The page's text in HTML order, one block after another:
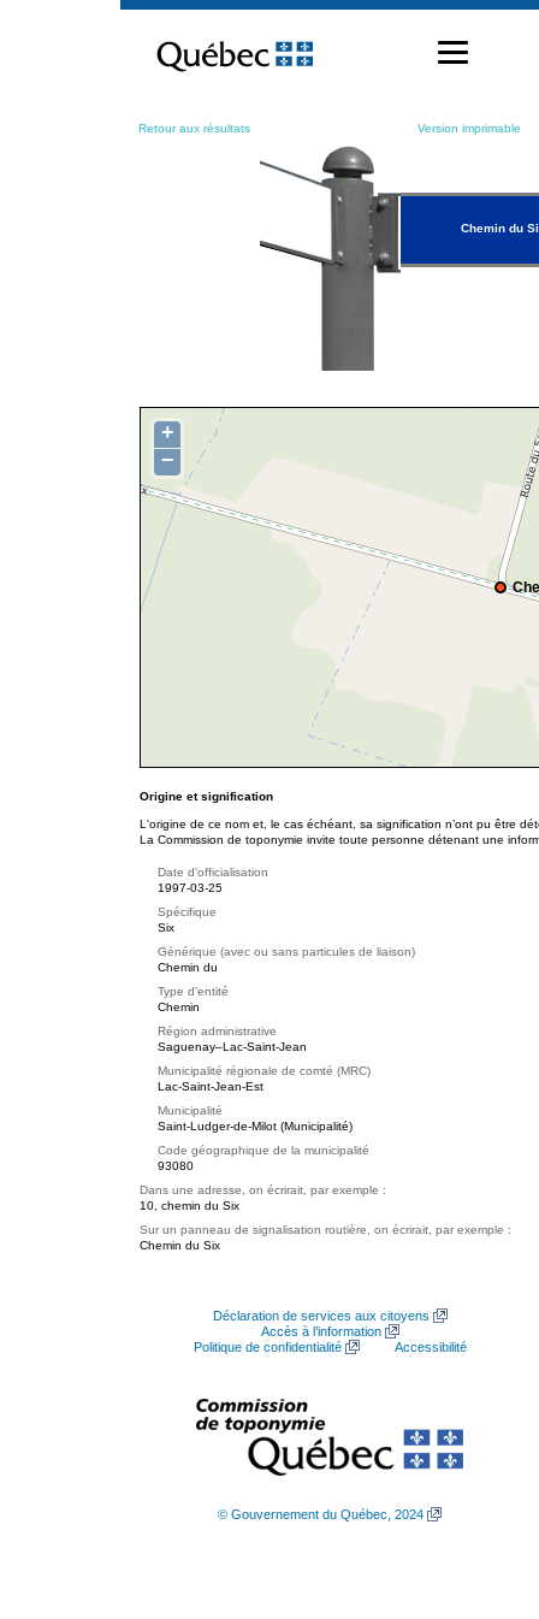
contenu
Retour aux résultats Version imprimable
Chemin du
+
−
Origine et signification
L'origine de ce nom et, le cas échéant, sa signification n’ont pu être
La Commission de toponymie invite toute personne détenant une
Date d'officialisation
1997-03-25
Spécifique
Six
Générique (avec ou sans particules de liaison)
Chemin du
Type d'entité
Chemin
Région administrative
Saguenay–Lac-Saint-Jean
Municipalité régionale de comté (MRC)
Lac-Saint-Jean-Est
Municipalité
Saint-Ludger-de-Milot (Municipalité)
Code géographique de la municipalité
93080
Dans une adresse, on écrirait, par exemple :
10, chemin du Six
Sur un panneau de signalisation routière, on écrirait, par exemple :
Chemin du Six
Déclaration de services aux citoyens
Accès à l’information
Politique de confidentialité
Accessibilité
© Gouvernement du Québec, 2024